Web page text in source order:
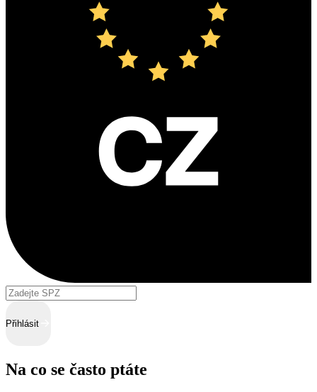
Přihlásit
Na co se často ptáte